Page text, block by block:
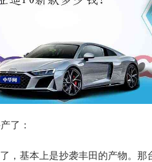
了：
，基本上是抄袭丰田的产物。那